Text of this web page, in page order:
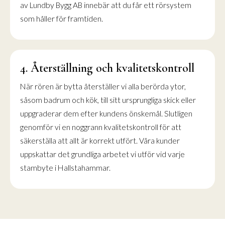
av Lundby Bygg AB innebär att du får ett rörsystem
som håller för framtiden.
4. Återställning och kvalitetskontroll
När rören är bytta återställer vi alla berörda ytor,
såsom badrum och kök, till sitt ursprungliga skick eller
uppgraderar dem efter kundens önskemål. Slutligen
genomför vi en noggrann kvalitetskontroll för att
säkerställa att allt är korrekt utfört. Våra kunder
uppskattar det grundliga arbetet vi utför vid varje
stambyte i Hallstahammar.